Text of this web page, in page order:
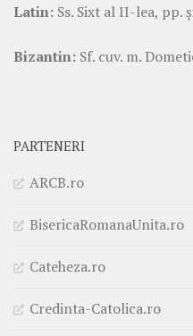
Latin: Ss. Sixt al II-lea, pp.
Bizantin: Sf. cuv. m.
PARTENERI
ARCB.ro
BisericaRomanaUnita.ro
Cateheza.ro
Credinta-Catolica.ro